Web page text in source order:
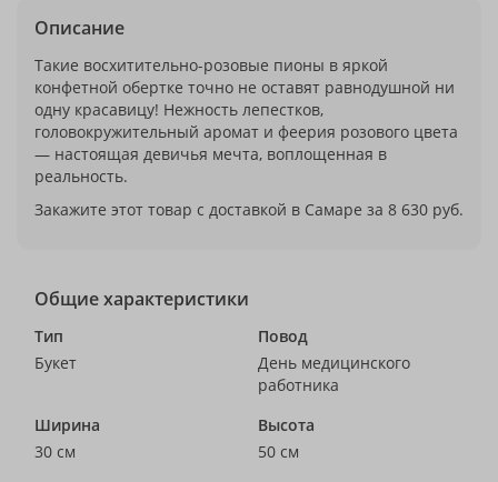
Описание
Такие восхитительно-розовые пионы в яркой
конфетной обертке точно не оставят равнодушной ни
одну красавицу! Нежность лепестков,
головокружительный аромат и феерия розового цвета
— настоящая девичья мечта, воплощенная в
реальность.
Закажите этот товар с доставкой в Самаре за 8 630 руб.
Общие характеристики
Тип
Букет
Повод
День медицинского
работника
Ширина
30 см
Высота
50 см